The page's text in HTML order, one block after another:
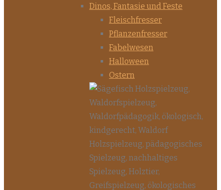
Dinos, Fantasie und Feste
Fleischfresser
Pflanzenfresser
Fabelwesen
Halloween
Ostern